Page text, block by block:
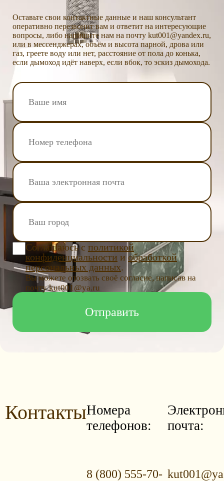
Оставьте свои контактные данные и наш консультант
оперативно перезвонит вам и ответит на интересующие
вопросы, либо напишите нам на почту kut001@yandex.ru,
или в мессенджерах, объём и высота парной, дрова или
газ, греете воду или нет, расстояние от пола до конька,
если дымоход идёт наверх, если вбок, то эскиз дымохода.
Соглашаюсь с политикой
конфиденциальности и обработкой
персональных данных.
Вы можете отозвать своё согласие, написав на
почту kut001@ya.ru
КонтактыНомера
телефонов:
8 (800) 555-70-
почта: